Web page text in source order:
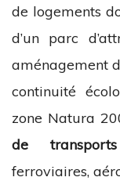
de logements
d’un parc
aménagement
continuité
zone Natura
de transports
ferroviaires,